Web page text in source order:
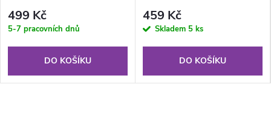
499 Kč
5-7 pracovních dnů
DO KOŠÍKU
459 Kč
Skladem 5 ks
DO KOŠÍKU